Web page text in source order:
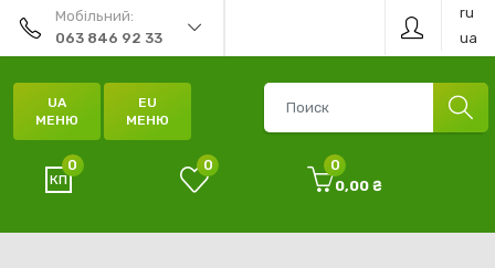
Мобільний:
063 846 92 33
ru
ua
UA
МЕНЮ
EU
МЕНЮ
0 0
0
0,00 ₴